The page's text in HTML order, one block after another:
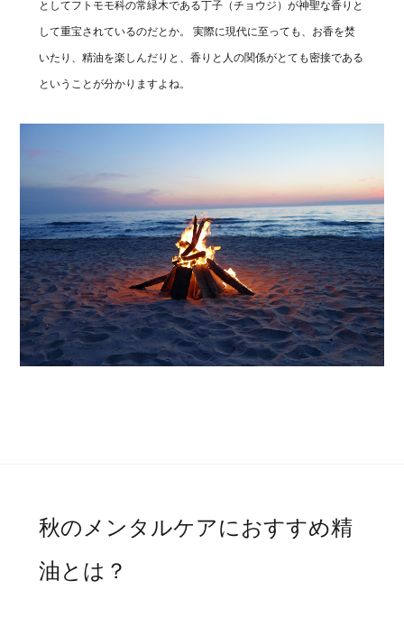
としてフトモモ科の常緑木である丁子（チョウジ）が神聖な香りと
して重宝されているのだとか。 実際に現代に至っても、お香を焚
いたり、精油を楽しんだりと、香りと人の関係がとても密接である
ということが分かりますよね。
秋のメンタルケアにおすすめ精
油とは？